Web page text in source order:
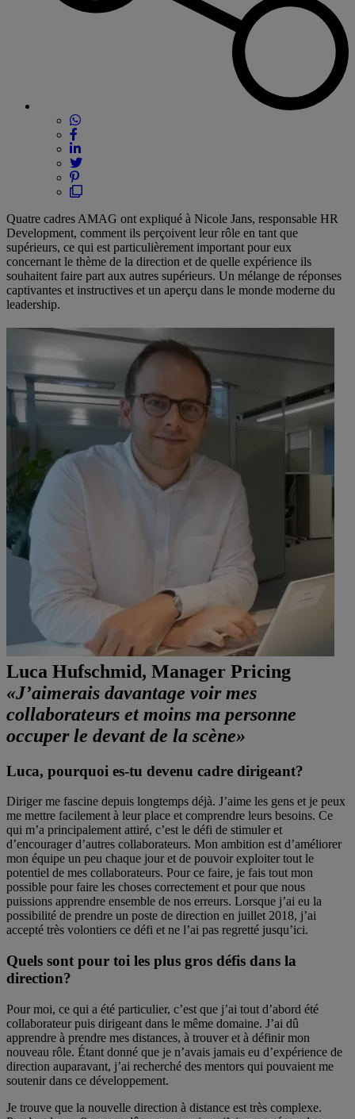
Quatre cadres AMAG ont expliqué à Nicole Jans, responsable HR
Development, comment ils perçoivent leur rôle en tant que
supérieurs, ce qui est particulièrement important pour eux
concernant le thème de la direction et de quelle expérience ils
souhaitent faire part aux autres supérieurs. Un mélange de réponses
captivantes et instructives et un aperçu dans le monde moderne du
leadership.
Luca Hufschmid, Manager Pricing
«J’aimerais davantage voir mes
collaborateurs et moins ma personne
occuper le devant de la scène»
Luca, pourquoi es-tu devenu cadre dirigeant?
Diriger me fascine depuis longtemps déjà. J’aime les gens et je peux
me mettre facilement à leur place et comprendre leurs besoins. Ce
qui m’a principalement attiré, c’est le défi de stimuler et
d’encourager d’autres collaborateurs. Mon ambition est d’améliorer
mon équipe un peu chaque jour et de pouvoir exploiter tout le
potentiel de mes collaborateurs. Pour ce faire, je fais tout mon
possible pour faire les choses correctement et pour que nous
puissions apprendre ensemble de nos erreurs. Lorsque j’ai eu la
possibilité de prendre un poste de direction en juillet 2018, j’ai
accepté très volontiers ce défi et ne l’ai pas regretté jusqu’ici.
Quels sont pour toi les plus gros défis dans la
direction?
Pour moi, ce qui a été particulier, c’est que j’ai tout d’abord été
collaborateur puis dirigeant dans le même domaine. J’ai dû
apprendre à prendre mes distances, à trouver et à définir mon
nouveau rôle. Étant donné que je n’avais jamais eu d’expérience de
direction auparavant, j’ai recherché des mentors qui pouvaient me
soutenir dans ce développement.
Je trouve que la nouvelle direction à distance est très complexe.